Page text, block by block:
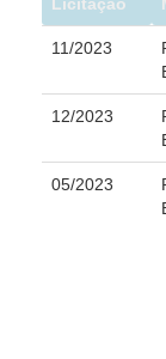
Comitê
Comitê
Comitê
Comitê
Grupo
Comitê
11/2023
12/2023
05/2023